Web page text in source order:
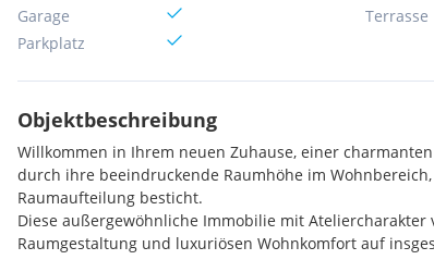
Garage
Parkplatz
Terrasse
Objektbeschreibung
Willkommen in Ihrem neuen Zuhause, einer
durch ihre beeindruckende Raumhöhe im
Raumaufteilung besticht.
Diese außergewöhnliche Immobilie mit Ateliercharakter
Raumgestaltung und luxuriösen Wohnkomfort auf